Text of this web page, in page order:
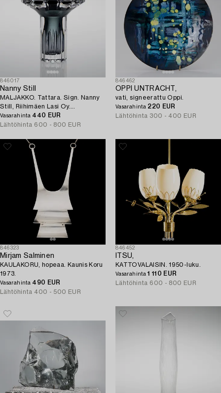
846017
Nanny Still
MALJAKKO. Tattara. Sign. Nanny
Still, Riihimäen Lasi Oy.
Tuotannossa 1967-1968.
Vasarahinta 440 EUR
Lähtöhinta 600 - 800 EUR
846462
OPPI UNTRACHT,
vati, signeerattu Oppi.
Vasarahinta 220 EUR
Lähtöhinta 300 - 400 EUR
846323
Mirjam Salminen
KAULAKORU, hopeaa. Kaunis Koru
1973.
Vasarahinta 490 EUR
Lähtöhinta 400 - 500 EUR
846452
ITSU,
KATTOVALAISIN. 1950-luku.
Vasarahinta1 110 EUR
Lähtöhinta 600 - 800 EUR